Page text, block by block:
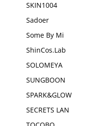
SKIN1004
Sadoer
Some By Mi
ShinCos.Lab
SOLOMEYA
SUNGBOON
SPARK&GLOW
SECRETS LAN